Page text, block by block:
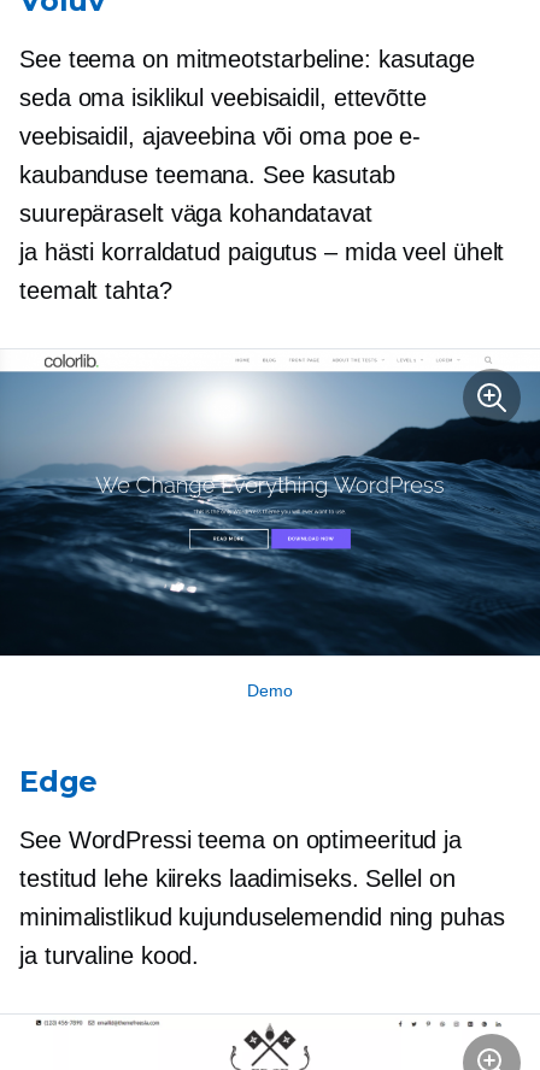
See teema on mitmeotstarbeline: kasutage
seda oma isiklikul veebisaidil, ettevõtte
veebisaidil, ajaveebina või oma poe e-
kaubanduse teemana. See kasutab
suurepäraselt väga kohandatavat
ja hästi korraldatud paigutus – mida veel ühelt
teemalt tahta?
Demo
Edge
See WordPressi teema on optimeeritud ja
testitud lehe kiireks laadimiseks. Sellel on
minimalistlikud kujunduselemendid ning puhas
ja turvaline kood.